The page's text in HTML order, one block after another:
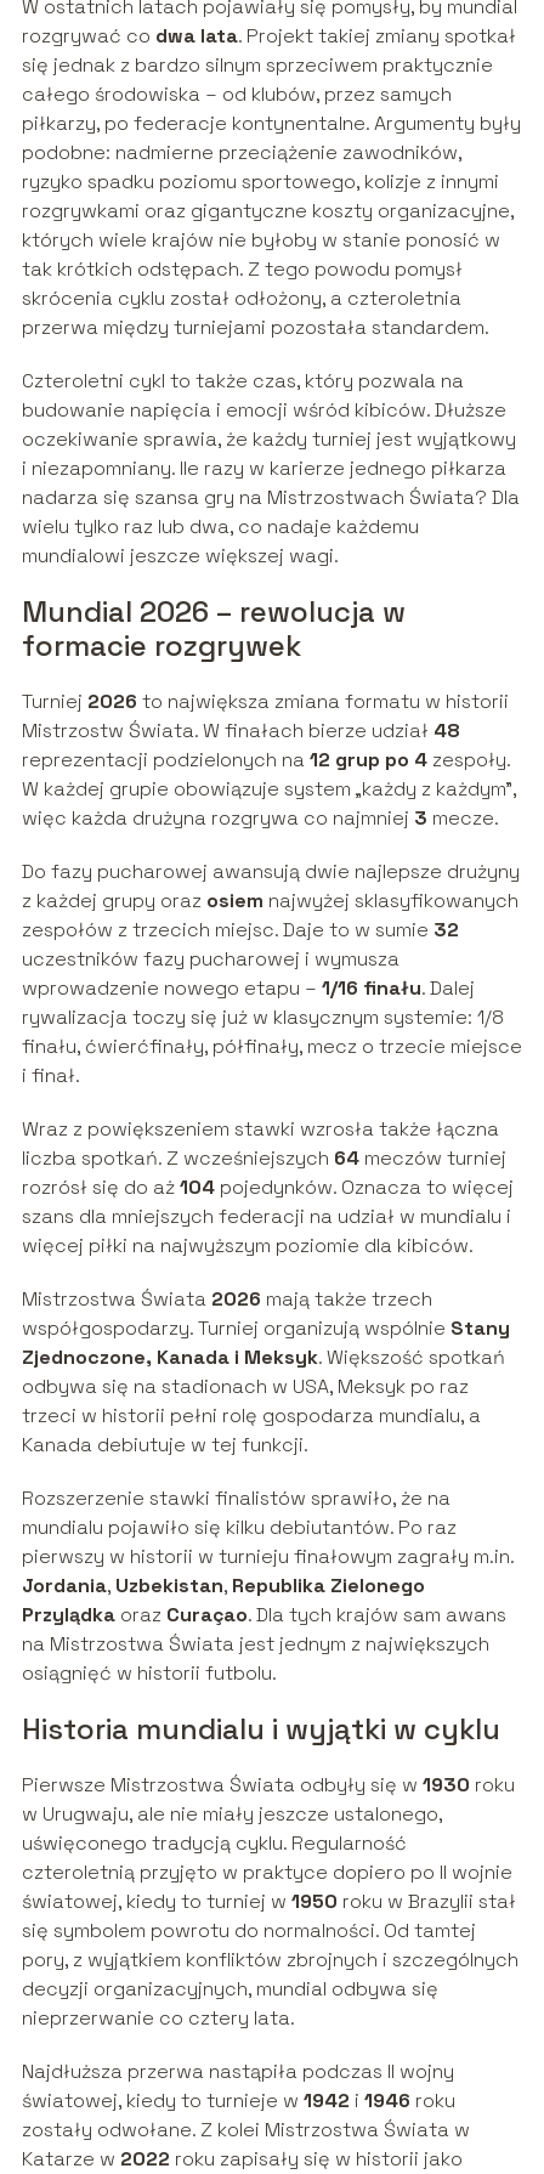
W ostatnich latach pojawiały się pomysły, by mundial
rozgrywać co dwa lata. Projekt takiej zmiany spotkał
się jednak z bardzo silnym sprzeciwem praktycznie
całego środowiska – od klubów, przez samych
piłkarzy, po federacje kontynentalne. Argumenty były
podobne: nadmierne przeciążenie zawodników,
ryzyko spadku poziomu sportowego, kolizje z innymi
rozgrywkami oraz gigantyczne koszty organizacyjne,
których wiele krajów nie byłoby w stanie ponosić w
tak krótkich odstępach. Z tego powodu pomysł
skrócenia cyklu został odłożony, a czteroletnia
przerwa między turniejami pozostała standardem.
Czteroletni cykl to także czas, który pozwala na
budowanie napięcia i emocji wśród kibiców. Dłuższe
oczekiwanie sprawia, że każdy turniej jest wyjątkowy
i niezapomniany. Ile razy w karierze jednego piłkarza
nadarza się szansa gry na Mistrzostwach Świata? Dla
wielu tylko raz lub dwa, co nadaje każdemu
mundialowi jeszcze większej wagi.
Mundial 2026 – rewolucja w
formacie rozgrywek
Turniej 2026 to największa zmiana formatu w historii
Mistrzostw Świata. W finałach bierze udział 48
reprezentacji podzielonych na12 grup po 4zespoły.
W każdej grupie obowiązuje system „każdy z każdym”,
więc każda drużyna rozgrywa co najmniej 3 mecze.
Do fazy pucharowej awansują dwie najlepsze drużyny
z każdej grupy oraz osiem najwyżej sklasyfikowanych
zespołów z trzecich miejsc. Daje to w sumie 32
uczestników fazy pucharowej i wymusza
wprowadzenie nowego etapu – 1/16 finału. Dalej
rywalizacja toczy się już w klasycznym systemie: 1/8
finału, ćwierćfinały, półfinały, mecz o trzecie miejsce
i finał.
Wraz z powiększeniem stawki wzrosła także łączna
liczba spotkań. Z wcześniejszych 64meczów turniej
rozrósł się do aż104pojedynków. Oznacza to więcej
szans dla mniejszych federacji na udział w mundialu i
więcej piłki na najwyższym poziomie dla kibiców.
Mistrzostwa Świata 2026 mają także trzech
współgospodarzy. Turniej organizują wspólnie Stany
Zjednoczone, Kanada i Meksyk. Większość spotkań
odbywa się na stadionach w USA, Meksyk po raz
trzeci w historii pełni rolę gospodarza mundialu, a
Kanada debiutuje w tej funkcji.
Rozszerzenie stawki finalistów sprawiło, że na
mundialu pojawiło się kilku debiutantów. Po raz
pierwszy w historii w turnieju finałowym zagrały m.in.
Jordania, Uzbekistan, Republika Zielonego
Przylądkaoraz Curaçao. Dla tych krajów sam awans
na Mistrzostwa Świata jest jednym z największych
osiągnięć w historii futbolu.
Historia mundialu i wyjątki w cyklu
Pierwsze Mistrzostwa Świata odbyły się w 1930 roku
w Urugwaju, ale nie miały jeszcze ustalonego,
uświęconego tradycją cyklu. Regularność
czteroletnią przyjęto w praktyce dopiero po II wojnie
światowej, kiedy to turniej w 1950 roku w Brazylii stał
się symbolem powrotu do normalności. Od tamtej
pory, z wyjątkiem konfliktów zbrojnych i szczególnych
decyzji organizacyjnych, mundial odbywa się
nieprzerwanie co cztery lata.
Najdłuższa przerwa nastąpiła podczas II wojny
światowej, kiedy to turnieje w 1942 i 1946 roku
zostały odwołane. Z kolei Mistrzostwa Świata w
Katarze w 2022 roku zapisały się w historii jako